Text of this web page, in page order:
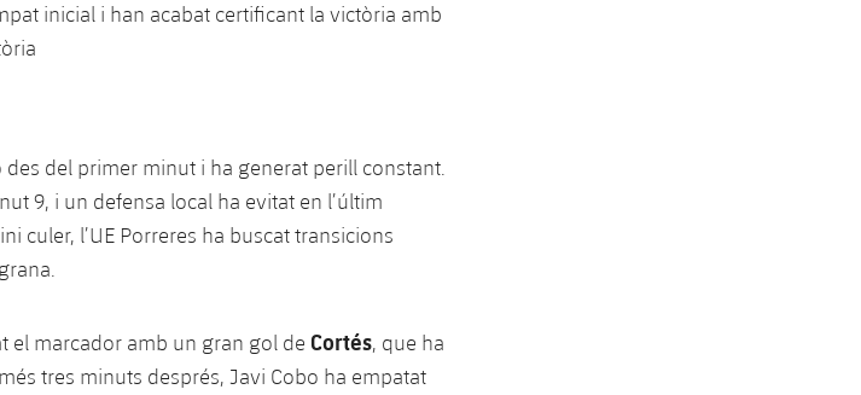
inicial i han acabat certificant la victòria amb
des del primer minut i ha generat perill constant.
9, i un defensa local ha evitat en l’últim
culer, l’UE Porreres ha buscat transicions
el marcador amb un gran gol de Cortés, que ha
tres minuts després, Javi Cobo ha empatat